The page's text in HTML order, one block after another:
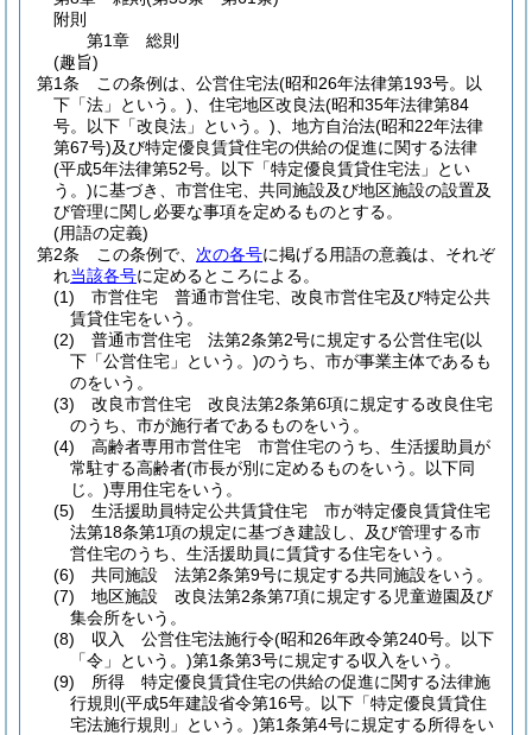
附則
第1章
総則
(趣旨)
第1条
この条例は、公営住宅法(昭和26年法律第193号。以
下「法」という。) 、住宅地区改良法(昭和35年法律第84
号。以下「改良法」という。) 、地方自治法(昭和22年法律
第67号)及び特定優良賃貸住宅の供給の促進に関する法律
(平成5年法律第52号。以下「特定優良賃貸住宅法」とい
う。)に基づき、市営住宅、共同施設及び地区施設の設置及
び管理に関し必要な事項を定めるものとする。
(用語の定義)
第2条
この条例で、 次の各号に掲げる用語の意義は、それぞ
れ当該各号に定めるところによる。
(1)
市営住宅 普通市営住宅、改良市営住宅及び特定公共
賃貸住宅をいう。
(2)
普通市営住宅 法第2条第2号に規定する公営住宅(以
下「公営住宅」という。)のうち、市が事業主体であるも
のをいう。
(3)
改良市営住宅 改良法第2条第6項に規定する改良住宅
のうち、市が施行者であるものをいう。
(4)
高齢者専用市営住宅 市営住宅のうち、生活援助員が
常駐する高齢者(市長が別に定めるものをいう。以下同
じ。)専用住宅をいう。
(5)
生活援助員特定公共賃貸住宅 市が特定優良賃貸住宅
法第18条第1項の規定に基づき建設し、及び管理する市
営住宅のうち、生活援助員に賃貸する住宅をいう。
(6)
共同施設 法第2条第9号に規定する共同施設をいう。
(7)
地区施設 改良法第2条第7項に規定する児童遊園及び
集会所をいう。
(8)
収入 公営住宅法施行令(昭和26年政令第240号。以下
「令」という。)第1条第3号に規定する収入をいう。
(9)
所得 特定優良賃貸住宅の供給の促進に関する法律施
行規則 (平成5年建設省令第16号。以下「特定優良賃貸住
宅法施行規則」という。)第1条第4号に規定する所得をい